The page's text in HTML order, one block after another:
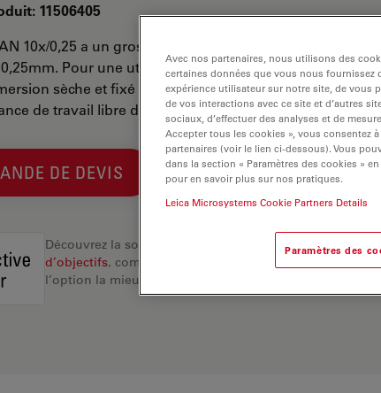
11506405
10x/0,25 a un grossissement de 10x et une ouverture
Pour une utilisation dans un environnement de
sèche et fixé avec un filetage d’objectif M25,
de travail libre de 17,7 mm et un FN de 25.
DE DEVIS
Découvrez la solution idéale. Explorez notre
sélecteur
d’objectifs, comparez les alternatives et trouvez
l’option la mieux adaptée à vos besoins.
Avec nos partenaires, nous utilisons des
certaines données que vous nous fournissez
expérience utilisateur sur notre site, de vous
de vos interactions avec ce site et d’autres
sociaux, d’effectuer des analyses et de
Accepter tous les cookies », vous consentez
partenaires (voir le lien ci-dessous). Vous
dans la section « Paramètres des cookies »
pour en savoir plus sur nos pratiques.
Leica Microsystems Cookie Partners Details
Paramètres des